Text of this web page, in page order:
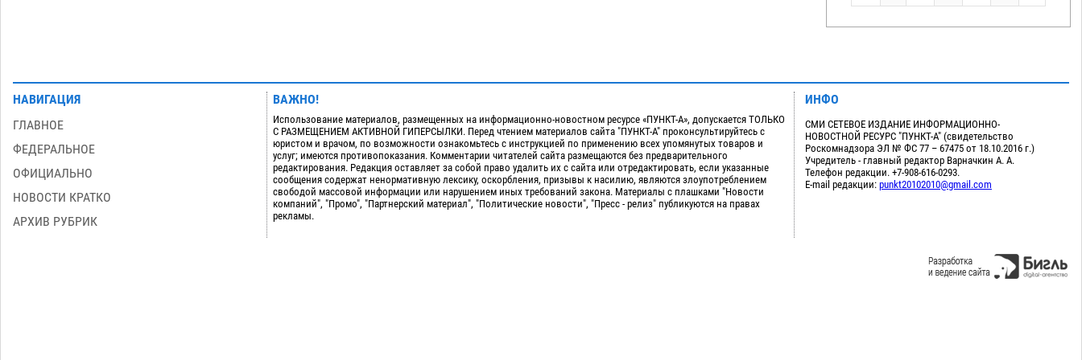
НАВИГАЦИЯ
ГЛАВНОЕ
ФЕДЕРАЛЬНОЕ
ОФИЦИАЛЬНО
НОВОСТИ КРАТКО
АРХИВ РУБРИК
ВАЖНО!
Использование материалов, размещенных на информационно-новостном ресурсе «ПУНКТ-А», допускается ТОЛЬКО
С РАЗМЕЩЕНИЕМ АКТИВНОЙ ГИПЕРСЫЛКИ. Перед чтением материалов сайта "ПУНКТ-А" проконсультируйтесь с
юристом и врачом, по возможности ознакомьтесь с инструкцией по применению всех упомянутых товаров и
услуг; имеются противопоказания. Комментарии читателей сайта размещаются без предварительного
редактирования. Редакция оставляет за собой право удалить их с сайта или отредактировать, если указанные
сообщения содержат ненормативную лексику, оскорбления, призывы к насилию, являются злоупотреблением
свободой массовой информации или нарушением иных требований закона. Материалы с плашками "Новости
компаний", "Промо", "Партнерский материал", "Политические новости", "Пресс - релиз" публикуются на правах
рекламы.
ИНФО
СМИ СЕТЕВОЕ ИЗДАНИЕ ИНФОРМАЦИОННО-
НОВОСТНОЙ РЕСУРС "ПУНКТ-А" (свидетельство
Роскомнадзора ЭЛ № ФС 77 – 67475 от 18.10.2016 г.)
Учредитель - главный редактор Варначкин А. А.
Телефон редакции. +7-908-616-0293.
E-mail редакции: punkt20102010@gmail.com